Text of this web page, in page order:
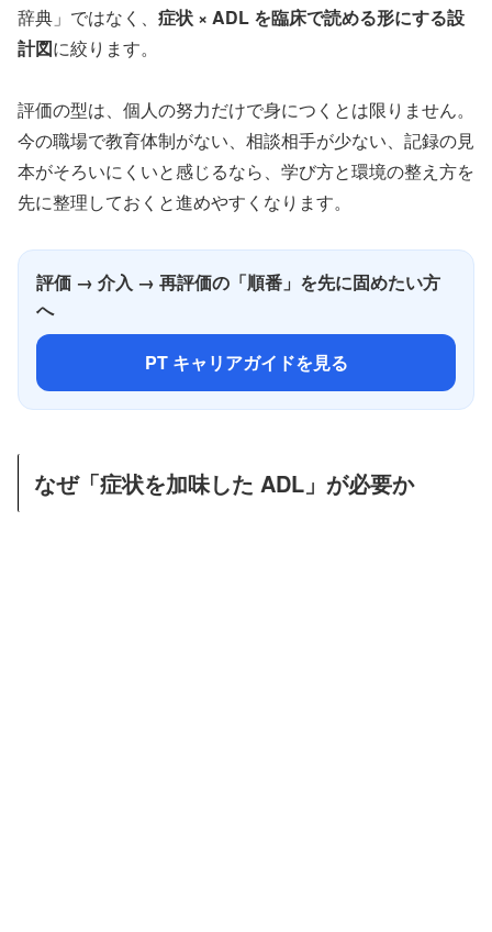
辞典」ではなく、 症状 × ADL を臨床で読める形にする設
計図に絞ります。
評価の型は、個人の努力だけで身につくとは限りません。
今の職場で教育体制がない、相談相手が少ない、記録の見
本がそろいにくいと感じるなら、学び方と環境の整え方を
先に整理しておくと進めやすくなります。
評価 → 介入 → 再評価の「順番」を先に固めたい方
へ
PT キャリアガイドを見る
なぜ「症状を加味した ADL」が必要か